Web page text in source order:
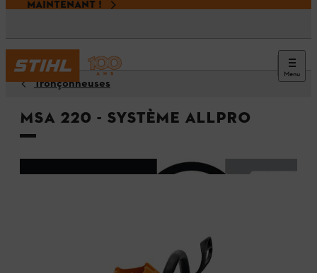
MAINTENANT !
Menu
Tronçonneuses
MSA 220 - Système ALLPRO